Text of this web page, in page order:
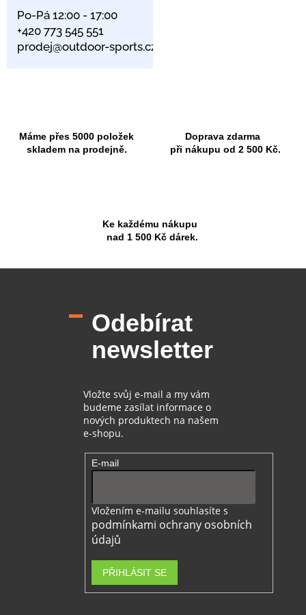
Po-Pá 12:00 - 17:00
+420 773 545 551
prodej@outdoor-sports.cz
Máme přes 5000 položek
skladem na prodejně.
Doprava zdarma
při nákupu od 2 500 Kč.
Ke každému nákupu
nad 1 500 Kč dárek.
Odebírat
newsletter
Vložte svůj e-mail a my vám
budeme zasílat informace o
nových produktech na našem
e-shopu.
E-mail
Vložením e-mailu souhlasíte s
podmínkami ochrany osobních
údajů
PŘIHLÁSIT SE